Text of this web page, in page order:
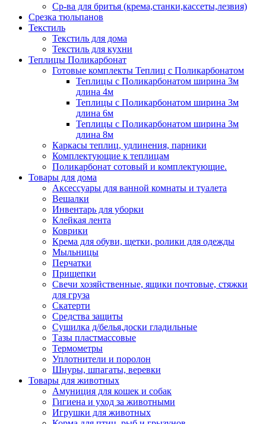
Ср-ва для бритья (крема,станки,кассеты,лезвия)
Срезка тюльпанов
Текстиль
Текстиль для дома
Текстиль для кухни
Теплицы Поликарбонат
Готовые комплекты Теплиц с Поликарбонатом
Теплицы с Поликарбонатом ширина 3м
длина 4м
Теплицы с Поликарбонатом ширина 3м
длина 6м
Теплицы с Поликарбонатом ширина 3м
длина 8м
Каркасы теплиц, удлинения, парники
Комплектующие к теплицам
Поликарбонат сотовый и комплектующие.
Товары для дома
Аксессуары для ванной комнаты и туалета
Вешалки
Инвентарь для уборки
Клейкая лента
Коврики
Крема для обуви, щетки, ролики для одежды
Мыльницы
Перчатки
Прищепки
Свечи хозяйственные, ящики почтовые, стяжки
для груза
Скатерти
Средства защиты
Сушилка д/белья,доски гладильные
Тазы пластмассовые
Термометры
Уплотнители и поролон
Шнуры, шпагаты, веревки
Товары для животных
Амуниция для кошек и собак
Гигиена и уход за животными
Игрушки для животных